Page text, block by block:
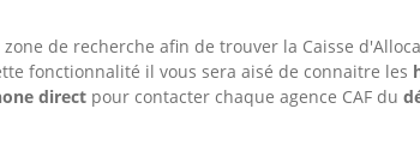
de recherche afin de trouver la Caisse
fonctionnalité il vous sera aisé de connaitre les
direct pour contacter chaque agence CAF du